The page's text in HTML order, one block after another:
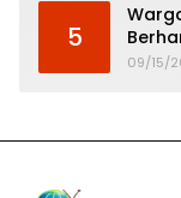
5
Banjir
09/15/